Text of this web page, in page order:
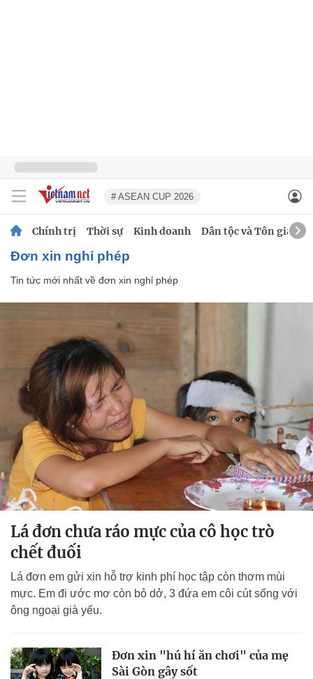
# ASEAN CUP 2026
Chính trị Thời sự Kinh doanh Dân tộc và Tôn giáo
đơn xin nghỉ phép
Tin tức mới nhất về đơn xin nghỉ phép
Lá đơn chưa ráo mực của cô học trò
chết đuối
Lá đơn em gửi xin hỗ trợ kinh phí học tập còn thơm mùi
mực. Em đi ước mơ còn bỏ dở, 3 đứa em côi cút sống với
ông ngoại già yếu.
Đơn xin "hú hí ăn chơi" của mẹ
Sài Gòn gây sốt